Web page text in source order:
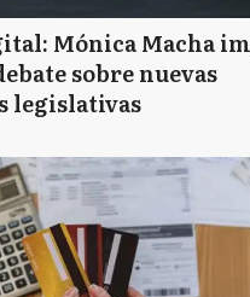
Mónica Macha
sobre nuevas
legislativas